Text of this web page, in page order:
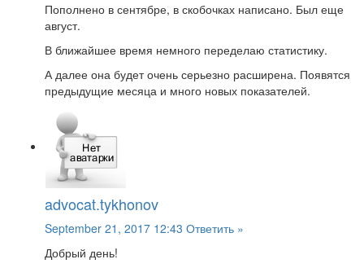
Пополнено в сентябре, в скобочках написано. Был еще
август.
В ближайшее время немного переделаю статистику.
А далее она будет очень серьезно расширена. Появятся
предыдущие месяца и много новых показателей.
advocat.tykhonov
September 21, 2017 12:43 Ответить »
Добрый день!